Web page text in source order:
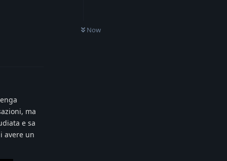
Now
ma
e sa
avere un